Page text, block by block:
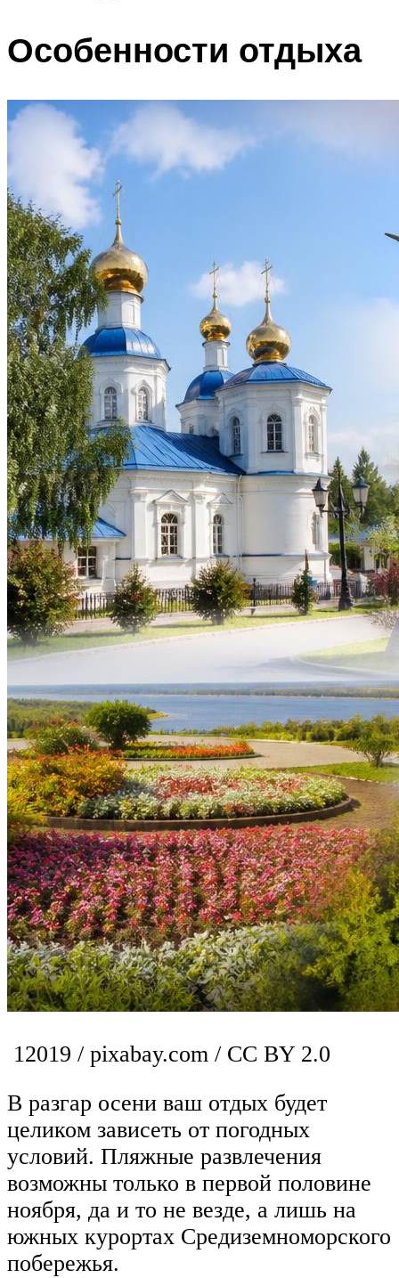
Особенности отдыха
12019 / pixabay.com / CC BY 2.0
В разгар осени ваш отдых будет
целиком зависеть от погодных
условий. Пляжные развлечения
возможны только в первой половине
ноября, да и то не везде, а лишь на
южных курортах Средиземноморского
побережья.